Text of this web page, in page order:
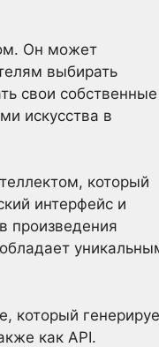
Он может
выбирать
свои собственные
искусства в
который
интерфейс и
произведения
который
как API.